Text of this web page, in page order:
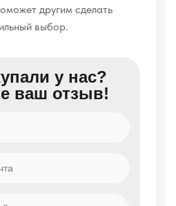
другим сделать
выбор.
у нас?
ваш отзыв!